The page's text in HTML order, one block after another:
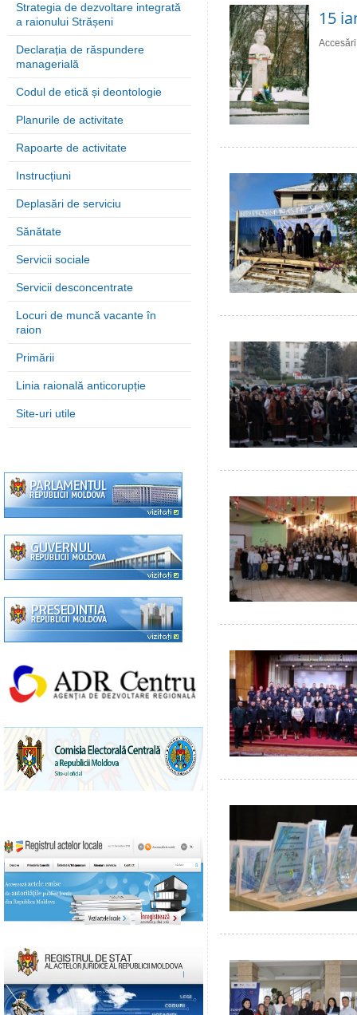
Strategia de dezvoltare integrată
a raionului Strășeni
Declarația de răspundere
managerială
Codul de etică și deontologie
Planurile de activitate
Rapoarte de activitate
Instrucțiuni
Deplasări de serviciu
Sănătate
Servicii sociale
Servicii desconcentrate
Locuri de muncă vacante în
raion
Primării
Linia raională anticorupție
Site-uri utile
15